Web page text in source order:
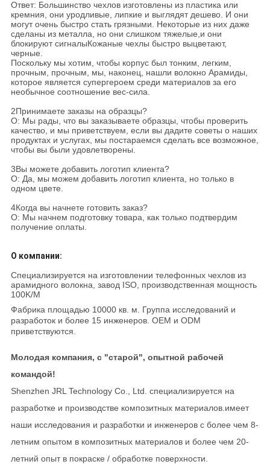
Ответ: Большинство чехлов изготовлены из пластика или
кремния, они уродливые, липкие и выглядят дешево. И они
могут очень быстро стать грязными. Некоторые из них даже
сделаны из металла, но они слишком тяжелые,и они
блокируют сигналыКожаные чехлы быстро выцветают,
черные.
Поскольку мы хотим, чтобы корпус был тонким, легким,
прочным, прочным, мы, наконец, нашли волокно Арамиды,
которое является супергероем среди материалов за его
необычное соотношение вес-сила.
2Принимаете заказы на образцы?
О: Мы рады, что вы заказываете образцы, чтобы проверить
качество, и мы приветствуем, если вы дадите советы о наших
продуктах и услугах, мы постараемся сделать все возможное,
чтобы вы были удовлетворены.
3Вы можете добавить логотип клиента?
О: Да, мы можем добавить логотип клиента, но только в
одном цвете.
4Когда вы начнете готовить заказ?
О: Мы начнем подготовку товара, как только подтвердим
получение оплаты.
О компании:
Специализируется на изготовлении телефонных чехлов из
арамидного волокна, завод ISO, производственная мощность
100K/M
Фабрика площадью 10000 кв. м. Группа исследований и
разработок и более 15 инженеров. OEM и ODM
приветствуются.
Молодая компания, с "старой", опытной рабочей
командой!
Shenzhen JRL Technology Co., Ltd. специализируется на
разработке и производстве композитных материалов.имеет
наши исследования и разработки и инженеров с более чем 8-
летним опытом в композитных материалов и более чем 20-
летний опыт в покраске / обработке поверхности.